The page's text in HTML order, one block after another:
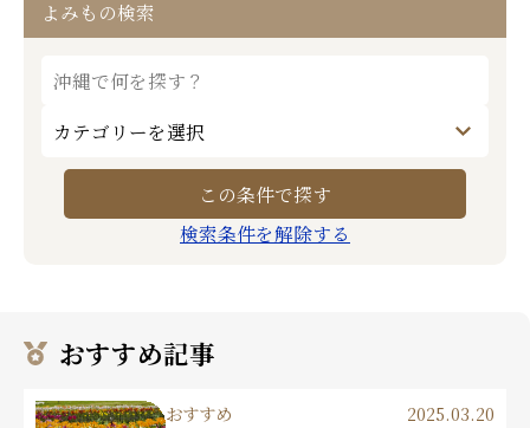
よみもの検索
検索条件を解除する
おすすめ記事
おすすめ 2025.03.20